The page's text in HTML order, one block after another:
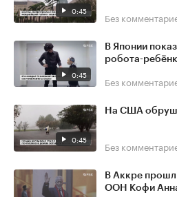
0:45 Без
0:45
В Японии
робота-
Без
0:45
На США
Без
В Аккре
ООН Кофи